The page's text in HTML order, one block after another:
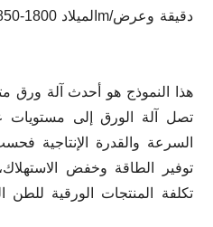
هذا النموذج هو أحدث آلة ورق
تصل آلة الورق إلى
السرعة والقدرة الإنتاجية
توفير الطاقة وخفض
تكلفة المنتجات الورقية